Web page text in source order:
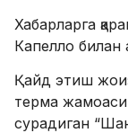
Хабарларга
Капелло билан
Қайд этиш
терма
сурадиган